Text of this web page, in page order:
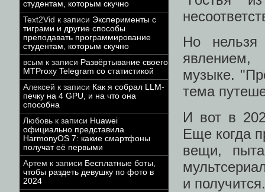
студентам, которым скучно
Text2Vid к записи Эксперименты с
тиграми и другие способы
преподавать программирование
студентам, которым скучно
всым к записи Развёртывание своего
MTProxy Telegram со статистикой
Алексей к записи Как я собрал LLM-
печку на 4 GPU, и на что она
способна
Любовь к записи Huawei
официально представила
HarmonyOS 7: какие смартфоны
получат её первыми
Артем к записи Бесплатные боты,
чтобы раздеть девушку по фото в
2024
Но нельзя
явлением,
музыке.
тема
И вот в
Еще когда
вещи,
и получится.